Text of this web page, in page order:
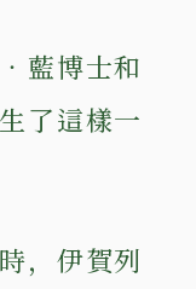
藍博士和
了這樣一
，伊賀列